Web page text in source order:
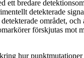
ett bredare
detekterade
området, och
förskjutas mot
hur